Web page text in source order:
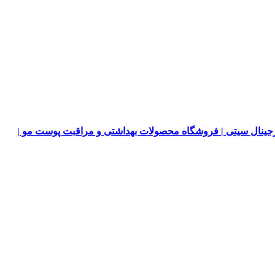
سیتی | فروشگاه محصولات بهداشتی و مراقبت پوست مو |